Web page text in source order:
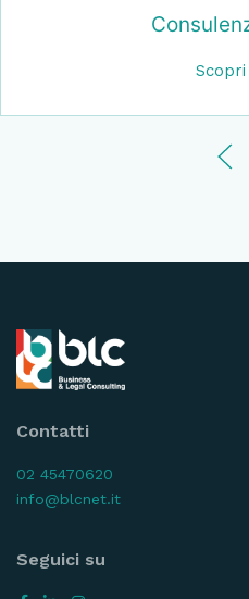
Scopri
Contatti
02 45470620
info@blcnet.it
Seguici su